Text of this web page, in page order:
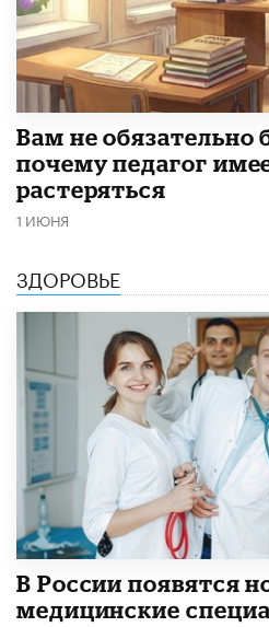
​Вам не обязательно
почему педагог
растеряться
1 ИЮНЯ
ЗДОРОВЬЕ
В России появятся
медицинские